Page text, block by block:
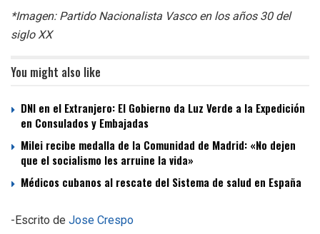
*Imagen: Partido Nacionalista Vasco en los años 30 del
siglo XX
You might also like
DNI en el Extranjero: El Gobierno da Luz Verde a la Expedición
en Consulados y Embajadas
Milei recibe medalla de la Comunidad de Madrid: «No dejen
que el socialismo les arruine la vida»
Médicos cubanos al rescate del Sistema de salud en España
-Escrito de Jose Crespo